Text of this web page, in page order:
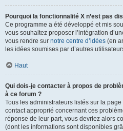
Pourquoi la fonctionnalité X n’est pas
Ce programme a été développé et mis
vous souhaitez proposer l’intégration
vous rendre sur notre centre d’idées (en
les idées soumises par d’autres
Haut
Qui dois-je contacter à propos de
à ce forum ?
Tous les administrateurs listés sur la
contact approprié concernant ces
réponse de leur part, vous devriez alors
(dont les informations sont disponibles